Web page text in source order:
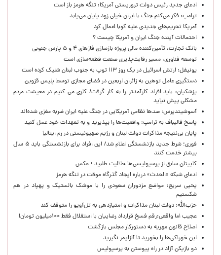
ادعای جدید رئیس دولت تروریستی آمریکا: تنگه هرمز باز است
ترامپ: فکر می‌کنم جنگ با ایران خیلی زود پایان می‌یابد
آمریکا تحریم‌های جدیدی علیه کوبا اعمال کرد
احتمالات آینده جنگ ایران و آمریکا چیست ؟
بانک تجارت، تأمین‌کننده مالی پروژه بازسازی فازهای ۴ و ۵ پارس جنوبی
توسعه فناوری، مسیر رقابت‌پذیری صنعت قطعه‌سازی است
یونیفل: ارتش اسرائیل در یک روز ۱۱۳ توپ به جنوب لبنان شلیک کرده است
دستگیری عامل توهین به زائران اربعین در فضای مجازی توسط پلیس قزوین
پزشکیان: باید افراد کارآمدتر را به کار گرفت/ کاری می کنیم در معیشت مردم
مشکلی پیش نیاید
آسوشیتدپرس: صدها نظامی آمریکایی در جنگ علیه ایران ضربه مغزی شده‌اند
پاسخ قالیباف به ترامپ: واقعیت‌ها را بپذیرید و به تعهدات خود عمل کنید
پایان بی‌نتیجه مذاکرات دولت لبنان و رژیم صهیونیستی در رم ایتالیا
فوری؛ شرط جدید بازنشستگی اعلام شد/ این افراد برای بازنشستگی باید ۵ سال
بیشتر خدمت کنند
کاپیتان سابق از پرسپولیسی‌ها حلالیت طلبید + عکس
ادعای شبکه «الحدث» درباره ایجاد گذرگاه موقت در تنگه هرمز
یحیی سریع: مواضع مزدوران سعودی را با موشک بالستیک و پهپاد در هم
شکستیم
حزب‌الله: دولت لبنان مذاکرات و امتیازدهی به تل‌آویو را متوقف کند
عجیب اما واقعی:رقم فسخ قرارداد رضاییان با استقلال فقط ۱۰۰میلیون تومان!
اصلاح قانون مهریه به دستورکار مجلس بازگشت
این خوراکی‌ها را بخورید تا آلزایمر نگیرید
دو بازیکن آزاد در راه پیوستن به پرسپولیس